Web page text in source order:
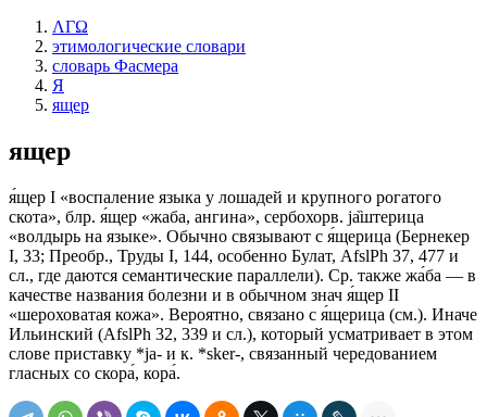
ΛΓΩ
этимологические словари
словарь Фасмера
Я
ящер
ящер
я́щер I «воспаление языка у лошадей и крупного рогатого
скота», блр. я́щер «жаба, ангина», сербохорв. jа̏штерица
«волдырь на языке». Обычно связывают с я́щерица (Бернекер
I, 33; Преобр., Труды I, 144, особенно Булат, AfslPh 37, 477 и
сл., где даются семантические параллели). Ср. также жа́ба — в
качестве названия болезни и в обычном знач я́щер II
«шероховатая кожа». Вероятно, связано с я́щерица (см.). Иначе
Ильинский (AfslPh 32, 339 и сл.), который усматривает в этом
слове приставку *jа- и к. *sker-, связанный чередованием
гласных со скора́, кора́.